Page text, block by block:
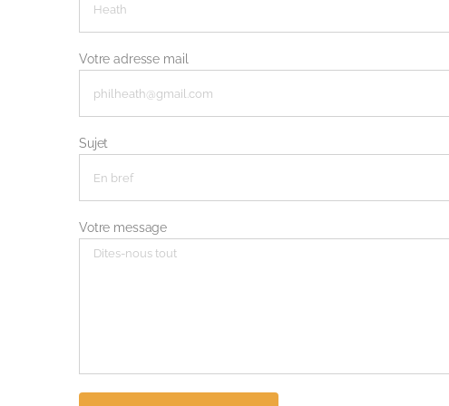
Votre adresse mail
Sujet
Votre message